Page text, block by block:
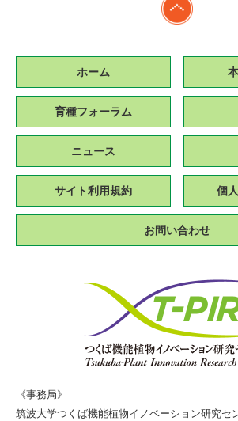
ホーム
育種フォーラム
ニュース
サイト利用規約 個
お問い合わせ
《事務局》
筑波大学つくば機能植物イノベーション研究セ